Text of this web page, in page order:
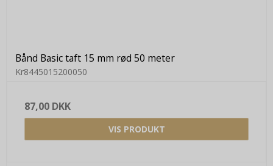
Bånd Basic taft 15 mm rød 50 meter
Kr8445015200050
87,00 DKK
VIS PRODUKT